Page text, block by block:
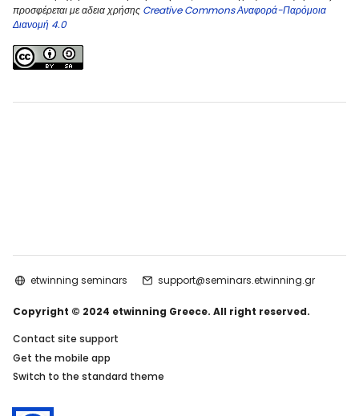
προσφέρεται με αδεια χρήσης Creative Commons Αναφορά-Παρόμοια
Διανομή 4.0
etwinning seminars support@seminars.etwinning.gr
Copyright © 2024 etwinning Greece. All right reserved.
Contact site support
Get the mobile app
Switch to the standard theme